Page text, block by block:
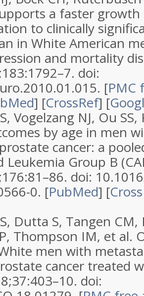
a faster
to clinically
in White American
and mortality
doi:
[PMC
] [CrossRef] [
Vogelzang NJ, Ou SS,
by age in men
cancer: a
Leukemia Group B
doi:
0. [PubMed] [
Dutta S, Tangen
Thompson IM, et al.
men with
cancer treated
doi: